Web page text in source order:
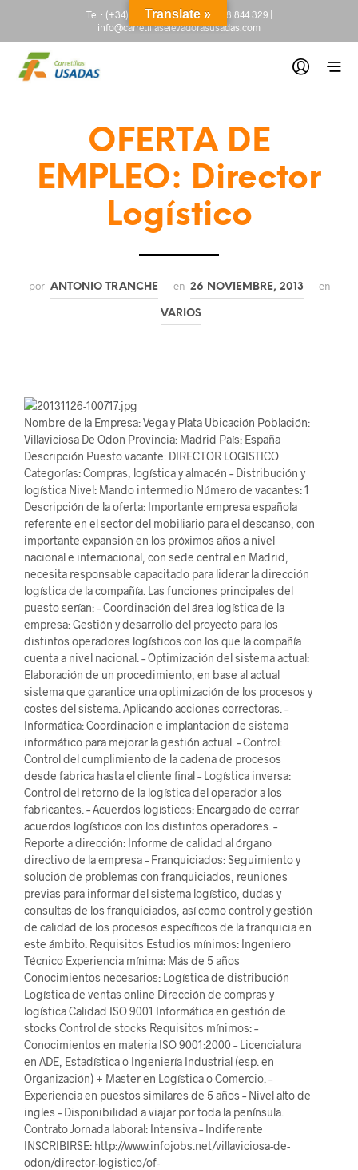
Tel.: (+34) 665 845 222-(+34) 918 844 329|
info@carretillaselevadorasusadas.com
OFERTA DE
EMPLEO: Director
Logístico
por ANTONIO TRANCHE en 26 NOVIEMBRE, 2013 en
VARIOS
Nombre de la Empresa: Vega y Plata Ubicación Población:
Villaviciosa De Odon Provincia: Madrid País: España
Descripción Puesto vacante: DIRECTOR LOGISTICO
Categorías: Compras, logística y almacén – Distribución y
logística Nivel: Mando intermedio Número de vacantes: 1
Descripción de la oferta: Importante empresa española
referente en el sector del mobiliario para el descanso, con
importante expansión en los próximos años a nivel
nacional e internacional, con sede central en Madrid,
necesita responsable capacitado para liderar la dirección
logística de la compañía. Las funciones principales del
puesto serían: – Coordinación del área logística de la
empresa: Gestión y desarrollo del proyecto para los
distintos operadores logísticos con los que la compañía
cuenta a nivel nacional. – Optimización del sistema actual:
Elaboración de un procedimiento, en base al actual
sistema que garantice una optimización de los procesos y
costes del sistema. Aplicando acciones correctoras. –
Informática: Coordinación e implantación de sistema
informático para mejorar la gestión actual. – Control:
Control del cumplimiento de la cadena de procesos
desde fabrica hasta el cliente final – Logística inversa:
Control del retorno de la logística del operador a los
fabricantes. – Acuerdos logísticos: Encargado de cerrar
acuerdos logísticos con los distintos operadores. –
Reporte a dirección: Informe de calidad al órgano
directivo de la empresa – Franquiciados: Seguimiento y
solución de problemas con franquiciados, reuniones
previas para informar del sistema logístico, dudas y
consultas de los franquiciados, así como control y gestión
de calidad de los procesos específicos de la franquicia en
este ámbito. Requisitos Estudios mínimos: Ingeniero
Técnico Experiencia mínima: Más de 5 años
Conocimientos necesarios: Logística de distribución
Logística de ventas online Dirección de compras y
logística Calidad ISO 9001 Informática en gestión de
stocks Control de stocks Requisitos mínimos: –
Conocimientos en materia ISO 9001:2000 – Licenciatura
en ADE, Estadística o Ingeniería Industrial (esp. en
Organización) + Master en Logística o Comercio. –
Experiencia en puestos similares de 5 años – Nivel alto de
ingles – Disponibilidad a viajar por toda la península.
Contrato Jornada laboral: Intensiva – Indiferente
INSCRIBIRSE: http://www.infojobs.net/villaviciosa-de-
odon/director-logistico/of-
Translate »